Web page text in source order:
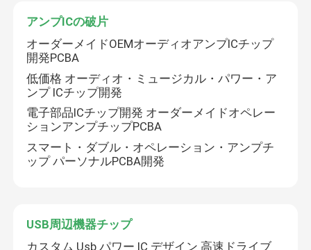
カスタム集積回路
ICのチップ デザイン
集積回路開発
プリント基板 アセンブリ
アンプICの破片
オーダーメイドOEMオーディオアンプICチップ
開発PCBA
低価格 オーディオ・ミュージカル・パワー・ア
ンプ ICチップ開発
電子部品ICチップ開発 オーダーメイドオペレー
ションアンプチップPCBA
スマート・ダブル・オペレーション・アンプチ
ップ パーソナルPCBA開発
USB周辺機器チップ
カスタム Usb パワー IC デザイン 高速ドライブ